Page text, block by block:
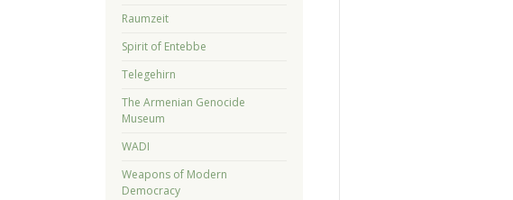
Raumzeit
Spirit of Entebbe
Telegehirn
The Armenian Genocide
Museum
WADI
Weapons of Modern
Democracy